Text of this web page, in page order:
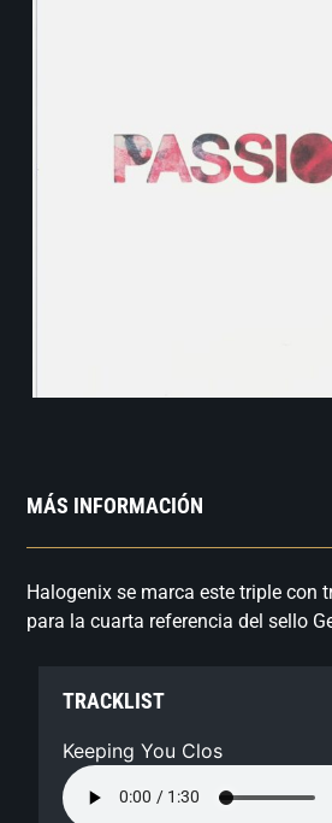
MÁS INFORMACIÓN
Halogenix se marca este triple con
para la cuarta referencia del sello
TRACKLIST
Keeping You Clos